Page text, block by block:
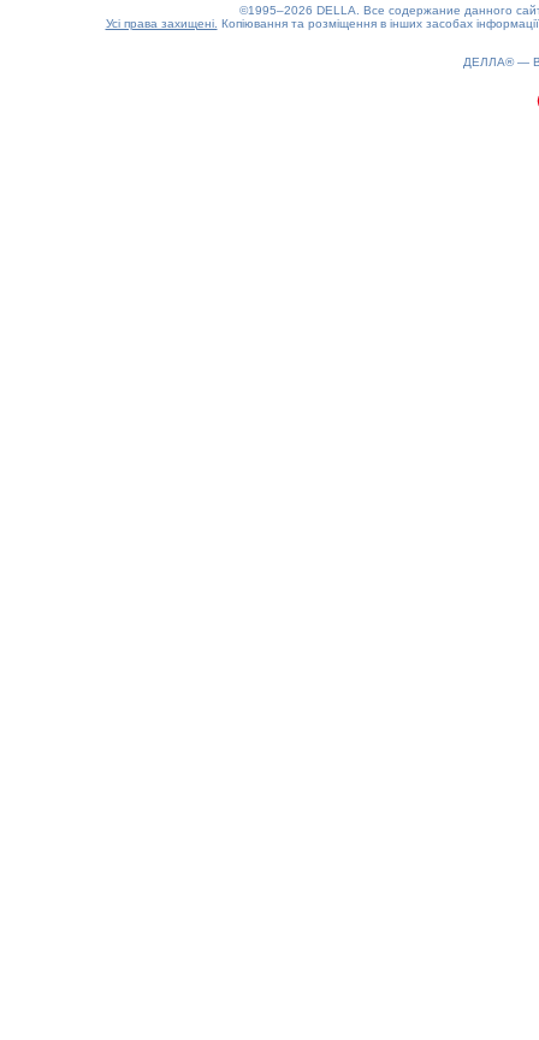
©1995–2026 DELLA. Все содержание данного
Усі права захищені. Копіювання та розміщення в інших засобах
ДЕЛЛА® —